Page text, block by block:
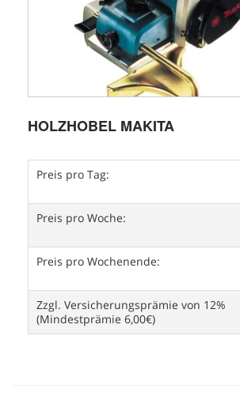
HOLZHOBEL MAKITA
Preis pro Tag:
Preis pro Woche:
Preis pro Wochenende:
Zzgl. Versicherungsprämie von 12%
(Mindestprämie 6,00€)